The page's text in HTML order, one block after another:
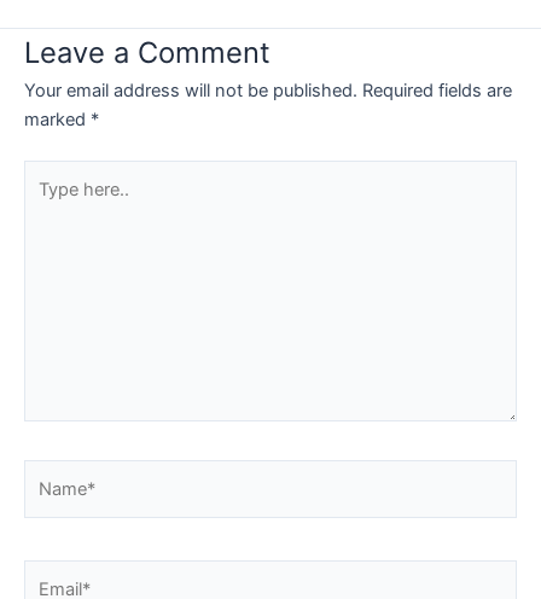
Leave a Comment
Your email address will not be published. Required fields are
marked *
here..